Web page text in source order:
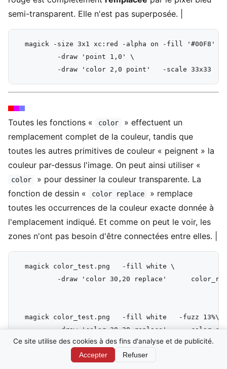
semi-transparent. Elle n'est pas superposée. |
  magick -size 3x1 xc:red -alpha on -fill '#00F8' \
          -draw 'point 1,0' \
Toutes les fonctions « color
» effectuent un
remplacement complet de la couleur, tandis que
toutes les autres primitives de couleur « peignent » la
couleur par-dessus l'image. On peut ainsi utiliser «
color
» pour dessiner la couleur transparente. La
fonction de dessin «
color replace
» remplace
toutes les occurrences de la couleur exacte donnée à
l'emplacement indiqué. Et comme on peut le voir, les
zones n'ont pas besoin d'être connectées entre elles. |
  magick color_test.png   -fill white \
-draw 'color 30,20 replace'
  magick color_test.png   -fill white   -fuzz 13%\
Ce site utilise des cookies à des fins d'analyse et de publicité.
Accepter Refuser